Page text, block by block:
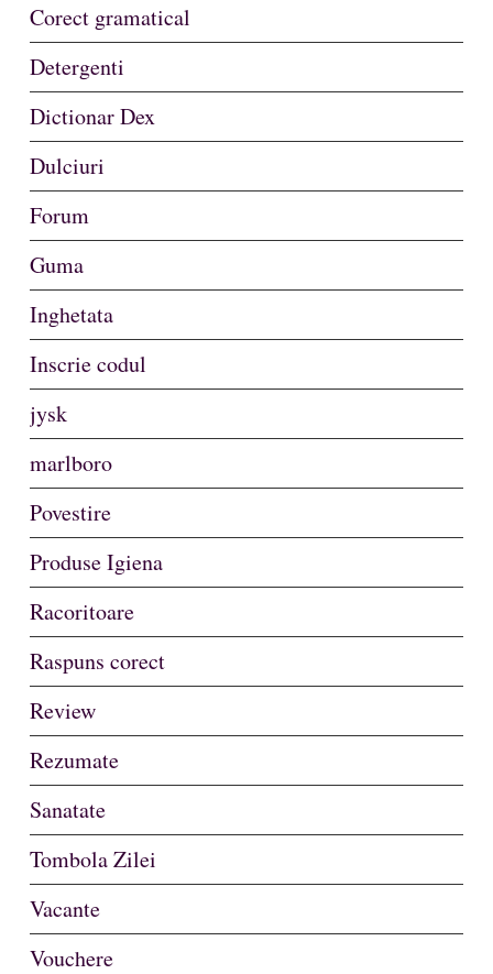
Corect gramatical
Detergenti
Dictionar Dex
Dulciuri
Forum
Guma
Inghetata
Inscrie codul
jysk
marlboro
Povestire
Produse Igiena
Racoritoare
Raspuns corect
Review
Rezumate
Sanatate
Tombola Zilei
Vacante
Vouchere